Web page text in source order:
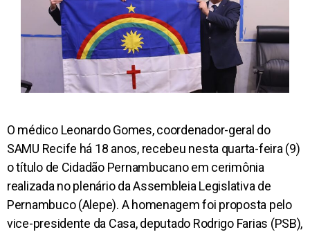
O médico Leonardo Gomes, coordenador-geral do
SAMU Recife há 18 anos, recebeu nesta quarta-feira (9)
o título de Cidadão Pernambucano em cerimônia
realizada no plenário da Assembleia Legislativa de
Pernambuco (Alepe). A homenagem foi proposta pelo
vice-presidente da Casa, deputado Rodrigo Farias (PSB),